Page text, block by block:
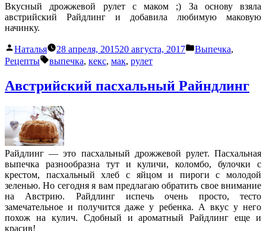
Вкусный дрожжевой рулет с маком ;) За основу взяла
австрийский Райдлинг и добавила любимую маковую
начинку.
Написано
автором
Наталья 28 апреля, 201520 августа, 2017
Написано
Выпечка,
Рецепты
Метки:
выпечка, кекс, мак, рулет
Австрийский пасхальный Райндлинг
Райдлинг — это пасхальный дрожжевой рулет. Пасхальная
выпечка разнообразна тут и куличи, коломбо, булочки с
крестом, пасхальный хлеб с яйцом и пироги с молодой
зеленью. Но сегодня я вам предлагаю обратить свое внимание
на Австрию. Райдлинг испечь очень просто, тесто
замечательное и получится даже у ребенка. А вкус у него
похож на кулич. Сдобный и ароматный Райдлинг еще и
красив!